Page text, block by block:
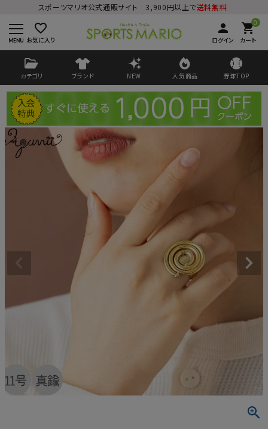
スポーツマリオ公式通販サイト 3,900円以上で送料無料
favorite_border
お気に入り
person
ログイン
0
shopping_cart
カート
カテゴリ ブランド NEW 人気商品 野球TOP
ログイン 会員登録
ようこそ ゲスト 様
商品が見つからない方はこちら
THE NORTH FACE